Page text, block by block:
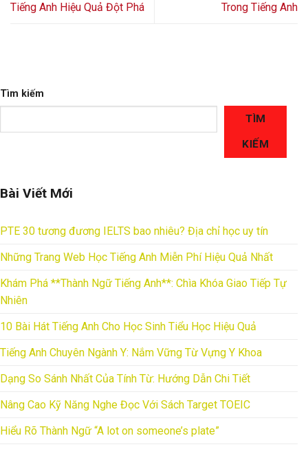
Tiếng Anh Hiệu Quả Đột Phá
Trong Tiếng Anh
Tìm kiếm
TÌM
KIẾM
Bài Viết Mới
PTE 30 tương đương IELTS bao nhiêu? Địa chỉ học uy tín
Những Trang Web Học Tiếng Anh Miễn Phí Hiệu Quả Nhất
Khám Phá **Thành Ngữ Tiếng Anh**: Chìa Khóa Giao Tiếp Tự
Nhiên
10 Bài Hát Tiếng Anh Cho Học Sinh Tiểu Học Hiệu Quả
Tiếng Anh Chuyên Ngành Y: Nắm Vững Từ Vựng Y Khoa
Dạng So Sánh Nhất Của Tính Từ: Hướng Dẫn Chi Tiết
Nâng Cao Kỹ Năng Nghe Đọc Với Sách Target TOEIC
Hiểu Rõ Thành Ngữ “A lot on someone’s plate”